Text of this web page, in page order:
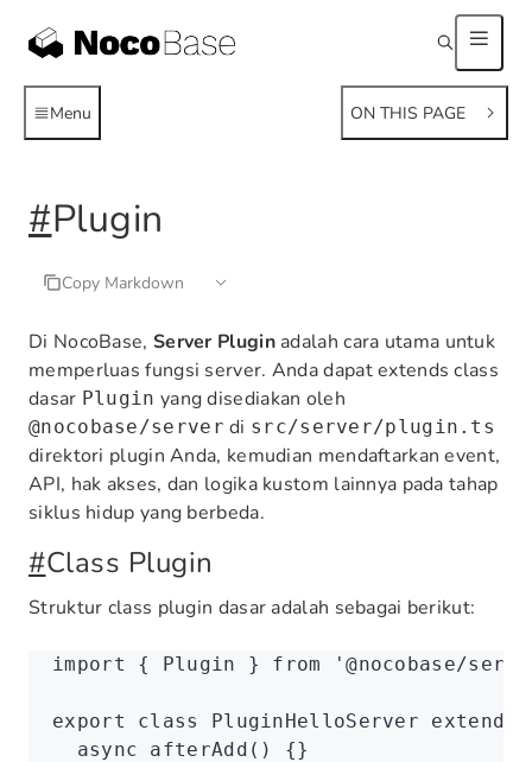
Menu ON THIS PAGE
#Plugin
Copy Markdown
Di NocoBase, Server Pluginadalah cara utama untuk
memperluas fungsi server. Anda dapat extends class
dasar Plugin yang disediakan oleh
@nocobase/server di src/server/plugin.ts
direktori plugin Anda, kemudian mendaftarkan event,
API, hak akses, dan logika kustom lainnya pada tahap
siklus hidup yang berbeda.
#Class Plugin
Struktur class plugin dasar adalah sebagai berikut:
import { Plugin } from '@nocobase/
export class PluginHelloServer extends
  async
afterAdd () {}